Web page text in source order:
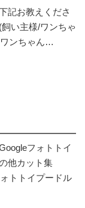
記お教えくださ
い主様/ワンちゃ
ンちゃん…
フォトトイ
他カット集
トトイプードル